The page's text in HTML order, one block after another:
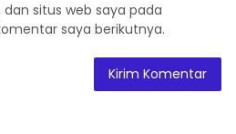
situs web saya pada
saya berikutnya.